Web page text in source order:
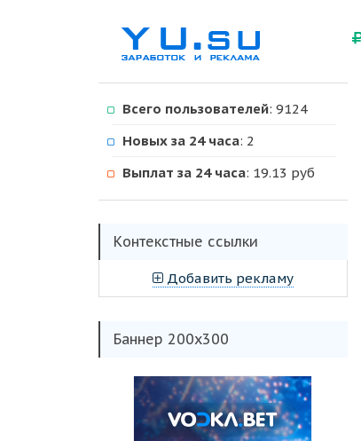
Всего пользователей: 9124
Новых за 24 часа: 2
Выплат за 24 часа: 19.13 руб
Kонтекстные ссылки
Добавить рекламу
Баннер 200х300